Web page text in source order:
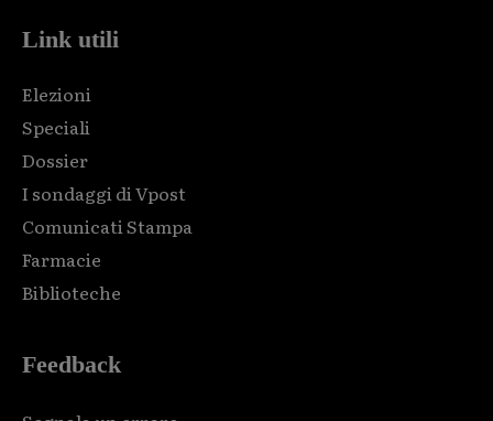
Link utili
Elezioni
Speciali
Dossier
I sondaggi di Vpost
Comunicati Stampa
Farmacie
Biblioteche
Feedback